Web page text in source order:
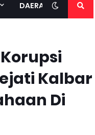
DAERAH
Kalbar
Di